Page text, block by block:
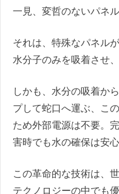
一見、変哲のないパネ
それは、特殊なパネル
水分子のみを吸着させ
しかも、水分の吸着か
プして蛇口へ運ぶ、こ
ため外部電源は不要。
害時でも水の確保は安心
この革命的な技術は、
テクノロジーの中でも